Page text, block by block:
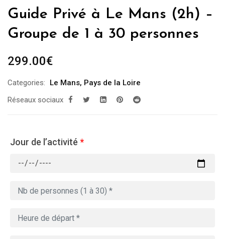
Guide Privé à Le Mans (2h) –
Groupe de 1 à 30 personnes
299.00€
Categories: Le Mans, Pays de la Loire
Réseaux sociaux
Jour de l’activité *